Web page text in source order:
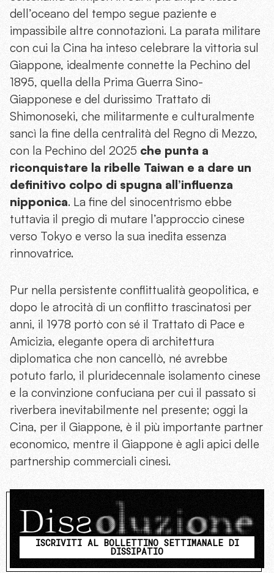
dell’oceano del tempo segue paziente e
impassibile altre connotazioni. La parata militare
con cui la Cina ha inteso celebrare la vittoria sul
Giappone, idealmente connette la Pechino del
1895, quella della Prima Guerra Sino-
Giapponese e del durissimo Trattato di
Shimonoseki, che militarmente e culturalmente
sancì la fine della centralità del Regno di Mezzo,
con la Pechino del 2025 che punta a
riconquistare la ribelle Taiwan e a dare un
definitivo colpo di spugna all’influenza
nipponica. La fine del sinocentrismo ebbe
tuttavia il pregio di mutare l’approccio cinese
verso Tokyo e verso la sua inedita essenza
rinnovatrice.
Pur nella persistente conflittualità geopolitica, e
dopo le atrocità di un conflitto trascinatosi per
anni, il 1978 portò con sé il Trattato di Pace e
Amicizia, elegante opera di architettura
diplomatica che non cancellò, né avrebbe
potuto farlo, il pluridecennale isolamento cinese
e la convinzione confuciana per cui il passato si
riverbera inevitabilmente nel presente; oggi la
Cina, per il Giappone, è il più importante partner
economico, mentre il Giappone è agli apici delle
partnership commerciali cinesi.
ISCRIVITI AL BOLLETTINO SETTIMANALE DI
DISSIPATIO